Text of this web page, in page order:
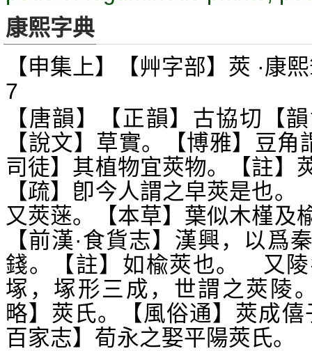
康熙字典
【申集上】【艸字部】莢 ·康
7
【唐韻】【正韻】古協切【
【說文】草實。【博雅】豆角
司徒】其植物宜莢物。【註】
【疏】卽今人謂之皁莢是也
又莢蒾。【本草】葉似木槿
【前漢·食貨志】漢興，以爲
錢。【註】如楡莢也。 又
塚，塚形三成，世謂之莢陵
略】莢氏。【風俗通】莢成
百家志】荀永之娶平陽莢氏。